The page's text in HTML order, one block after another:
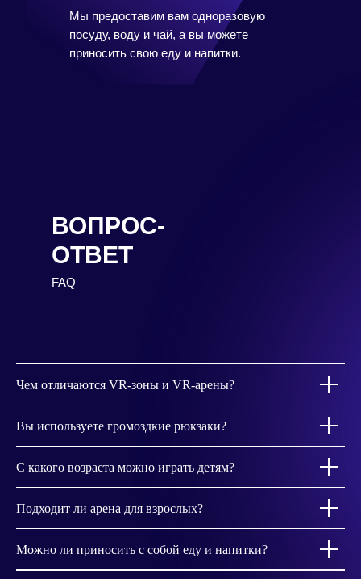
Мы предоставим вам одноразовую
посуду, воду и чай, а вы можете
приносить свою еду и напитки.
ВОПРОС-
ОТВЕТ
FAQ
Чем отличаются VR-зоны и VR-арены?
Вы используете громоздкие рюкзаки?
С какого возраста можно играть детям?
Подходит ли арена для взрослых?
Можно ли приносить с собой еду и напитки?